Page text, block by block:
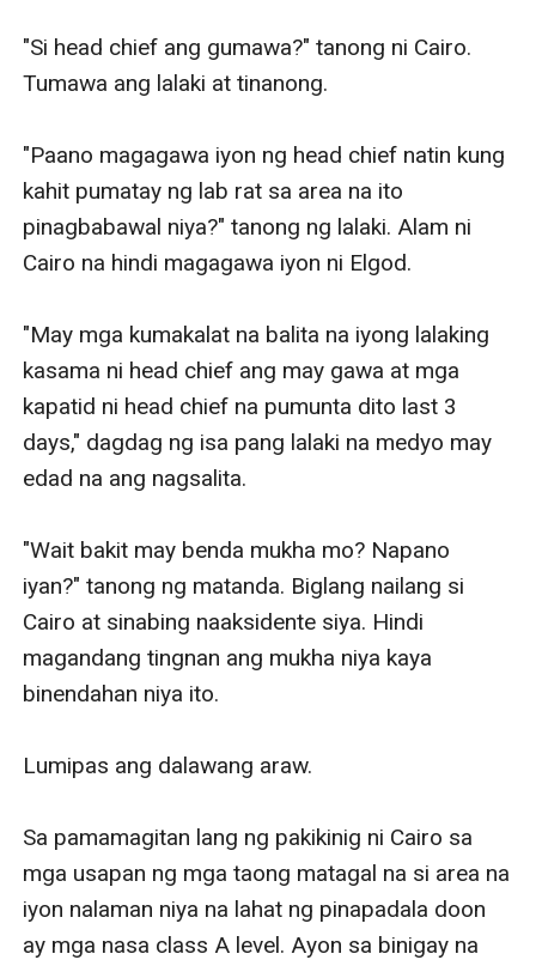
"Si head chief ang gumawa?" tanong ni Cairo.
Tumawa ang lalaki at tinanong.
"Paano magagawa iyon ng head chief natin kung
kahit pumatay ng lab rat sa area na ito
pinagbabawal niya?" tanong ng lalaki. Alam ni
Cairo na hindi magagawa iyon ni Elgod.
"May mga kumakalat na balita na iyong lalaking
kasama ni head chief ang may gawa at mga
kapatid ni head chief na pumunta dito last 3
days," dagdag ng isa pang lalaki na medyo may
edad na ang nagsalita.
"Wait bakit may benda mukha mo? Napano
iyan?" tanong ng matanda. Biglang nailang si
Cairo at sinabing naaksidente siya. Hindi
magandang tingnan ang mukha niya kaya
binendahan niya ito.
Lumipas ang dalawang araw.
Sa pamamagitan lang ng pakikinig ni Cairo sa
mga usapan ng mga taong matagal na si area na
iyon nalaman niya na lahat ng pinapadala doon
ay mga nasa class A level. Ayon sa binigay na